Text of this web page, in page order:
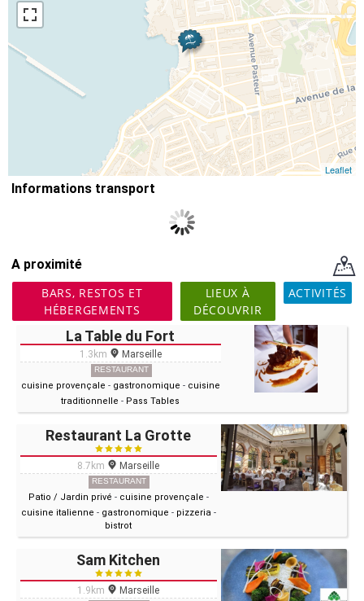
Leaflet
Informations transport
A proximité
BARS, RESTOS ET
HÉBERGEMENTS
LIEUX À
DÉCOUVRIR
ACTIVITÉS
La Table du Fort
1.3km Marseille
RESTAURANT
cuisine provençale - gastronomique - cuisine
traditionnelle - Pass Tables
Restaurant La Grotte
8.7km Marseille
RESTAURANT
Patio / Jardin privé - cuisine provençale -
cuisine italienne - gastronomique - pizzeria -
bistrot
Sam Kitchen
1.9km Marseille